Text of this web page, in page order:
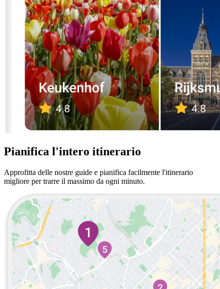
Pianifica l'intero itinerario
Approfitta delle nostre guide e pianifica facilmente l'itinerario
migliore per trarre il massimo da ogni minuto.